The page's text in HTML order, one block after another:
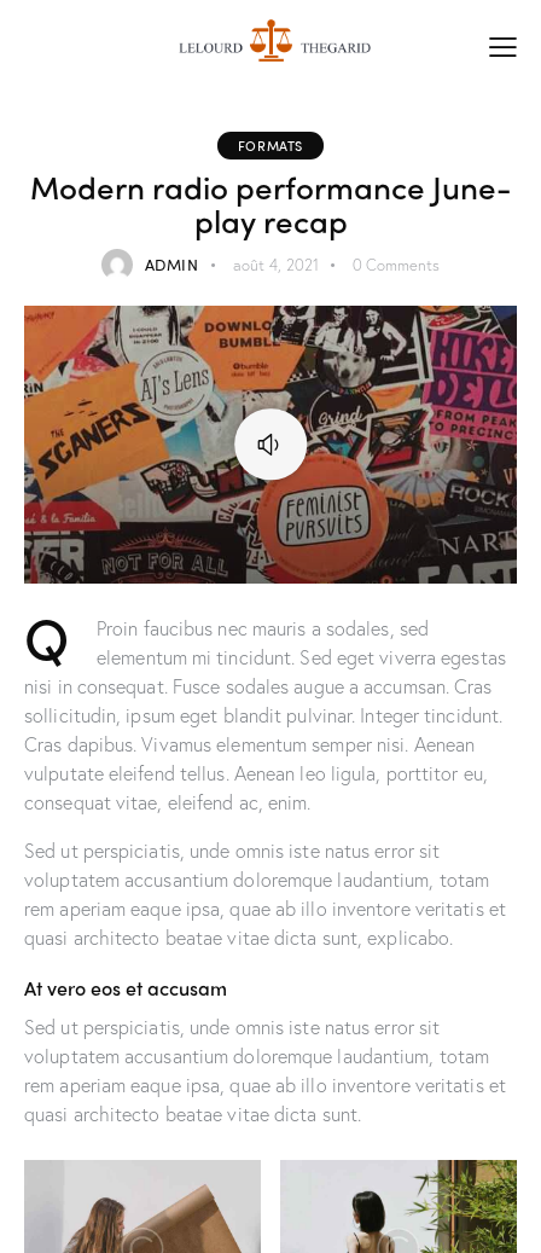
FORMATS
Modern radio performance June-
play recap
ADMIN août 4, 2021 0 Comments
00:00 00:00
Q
Proin faucibus nec mauris a sodales, sed
elementum mi tincidunt. Sed eget viverra egestas
nisi in consequat. Fusce sodales augue a accumsan. Cras
sollicitudin, ipsum eget blandit pulvinar. Integer tincidunt.
Cras dapibus. Vivamus elementum semper nisi. Aenean
vulputate eleifend tellus. Aenean leo ligula, porttitor eu,
consequat vitae, eleifend ac, enim.
Sed ut perspiciatis, unde omnis iste natus error sit
voluptatem accusantium doloremque laudantium, totam
rem aperiam eaque ipsa, quae ab illo inventore veritatis et
quasi architecto beatae vitae dicta sunt, explicabo.
At vero eos et accusam
Sed ut perspiciatis, unde omnis iste natus error sit
voluptatem accusantium doloremque laudantium, totam
rem aperiam eaque ipsa, quae ab illo inventore veritatis et
quasi architecto beatae vitae dicta sunt.